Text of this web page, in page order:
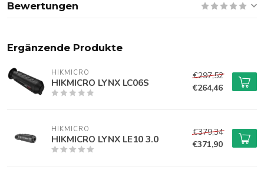
Bewertungen
Ergänzende Produkte
HIKMICRO
HIKMICRO LYNX LC06S
€297,52
€264,46
HIKMICRO
HIKMICRO LYNX LE10 3.0
€379,34
€371,90